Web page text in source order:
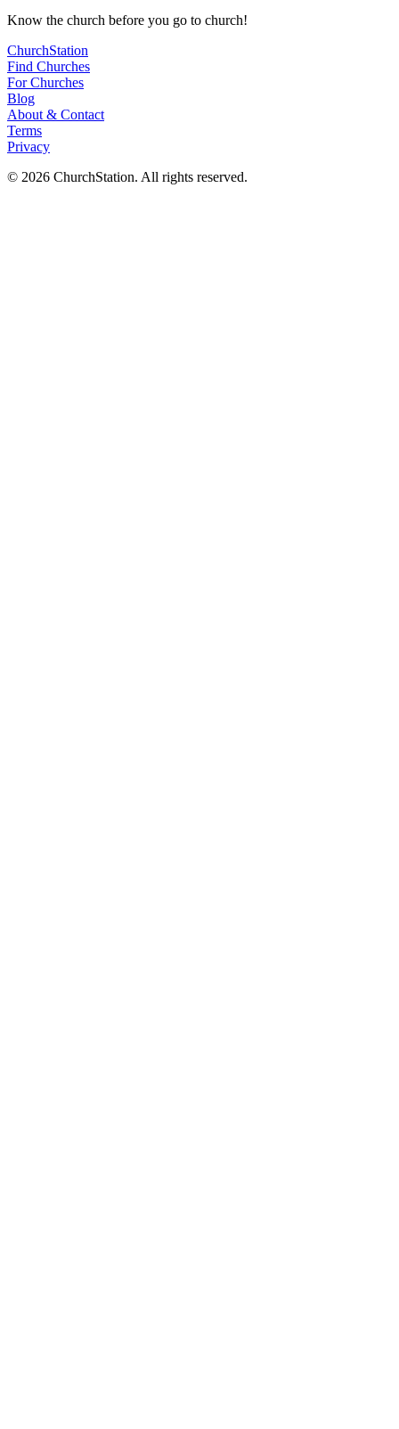
Know the church before you go to church!
ChurchStation
Find Churches
For Churches
Blog
About & Contact
Terms
Privacy
© 2026 ChurchStation. All rights reserved.